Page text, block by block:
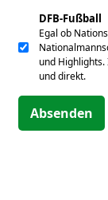
DFB-Fußball
Egal ob
und
und direkt.
Absenden